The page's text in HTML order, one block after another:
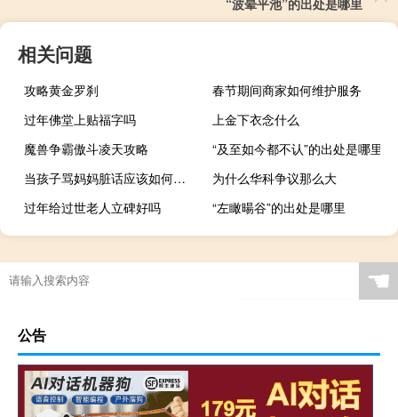
相关问题
攻略黄金罗刹
春节期间商家如何维护服务
过年佛堂上贴福字吗
上金下衣念什么
魔兽争霸傲斗凌天攻略
“及至如今都不认”的出处是哪里
当孩子骂妈妈脏话应该如何教育
为什么华科争议那么大
过年给过世老人立碑好吗
“左瞰暘谷”的出处是哪里
☚
公告